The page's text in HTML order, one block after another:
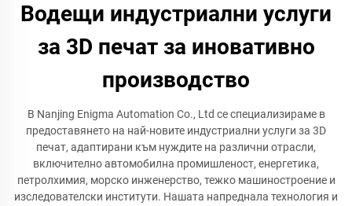
Водещи индустриални услуги
за 3D печат за иновативно
производство
В Nanjing Enigma Automation Co., Ltd се специализираме в
предоставянето на най-новите индустриални услуги за 3D
печат, адаптирани към нуждите на различни отрасли,
включително автомобилна промишленост, енергетика,
петролхимия, морско инженерство, тежко машиностроение и
изследователски институти. Нашата напреднала технология и